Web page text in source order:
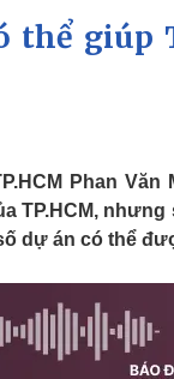
ấn VOV
Nam
tích
sống
đẹp
thể giúp
Phan
TP.HCM,
dự án có thể